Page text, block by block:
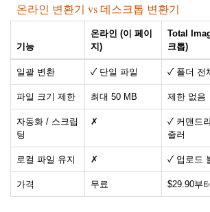
온라인 변환기 vs 데스크톱 변환기
기능
온라인 (이 페이
지)
Total
크톱)
일괄 변환 ✓ 단일 파일 ✓ 폴더 전
파일 크기 제한 최대 50 MB 제한 없음
자동화 / 스크립
팅
✗
✓ 커맨드
줄러
로컬 파일 유지 ✗ ✓ 업로드
가격 무료 $29.90부터